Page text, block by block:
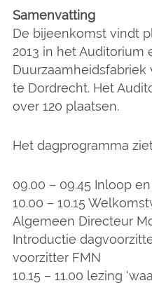
Samenvatting
De bijeenkomst vindt
2013 in het Auditorium
Duurzaamheidsfabriek
te Dordrecht. Het
over 120 plaatsen.
Het dagprogramma
09.00 – 09.45 Inloop
10.00 – 10.15
Algemeen Directeur
Introductie
voorzitter FMN
10.15 – 11.00 lezing